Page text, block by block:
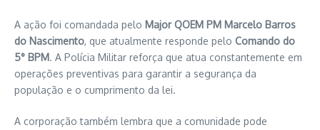
A ação foi comandada pelo Major QOEM PM Marcelo Barros
do Nascimento, que atualmente responde pelo Comando do
5° BPM. A Polícia Militar reforça que atua constantemente em
operações preventivas para garantir a segurança da
população e o cumprimento da lei.
A corporação também lembra que a comunidade pode